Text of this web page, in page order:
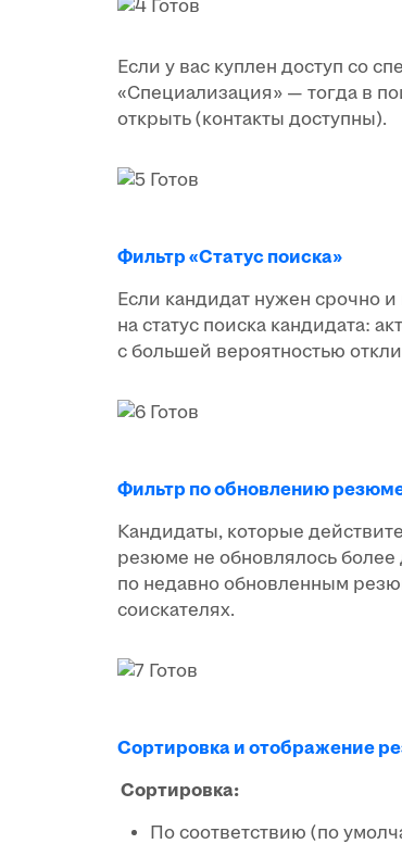
Если у вас куплен доступ со
«Специализация» — тогда в
открыть (контакты доступны).
Фильтр «Статус поиска»
Если кандидат нужен срочно
на статус поиска кандидата:
с большей вероятностью
Фильтр по обновлению
Кандидаты, которые
резюме не обновлялось более
по недавно обновленным
соискателях.
Сортировка и отображение
Сортировка:
По соответствию (по